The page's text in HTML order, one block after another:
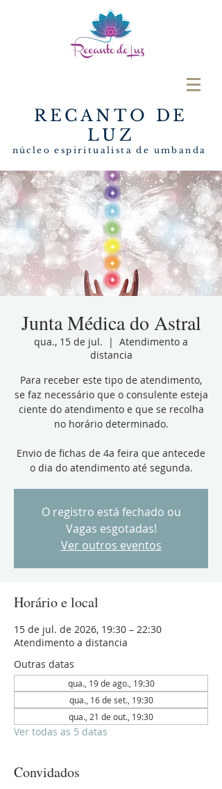
RECANTO DE
LUZ
núcleo espiritualista de umbanda
Junta Médica do Astral
qua., 15 de jul.
  |
Atendimento a
distancia
Para receber este tipo de atendimento,
se faz necessário que o consulente esteja
ciente do atendimento e que se recolha
no horário determinado.
Envio de fichas de 4a feira que antecede
o dia do atendimento até segunda.
O registro está fechado ou
Vagas esgotadas!
Ver outros eventos
Horário e local
15 de jul. de 2026, 19:30 – 22:30
Atendimento a distancia
Outras datas
qua., 19 de ago., 19:30
qua., 16 de set., 19:30
qua., 21 de out., 19:30
Ver todas as 5 datas
Convidados